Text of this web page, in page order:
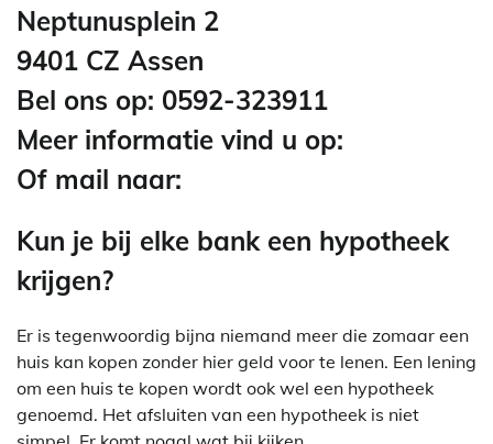
Neptunusplein 2
9401 CZ Assen
Bel ons op: 0592-323911
Meer informatie vind u op:
Of mail naar:
Kun je bij elke bank een hypotheek
krijgen?
Er is tegenwoordig bijna niemand meer die zomaar een
huis kan kopen zonder hier geld voor te lenen. Een lening
om een huis te kopen wordt ook wel een hypotheek
genoemd. Het afsluiten van een hypotheek is niet